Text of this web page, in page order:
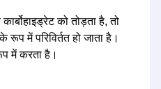
को तोड़ता है, तो
में परिविर्तत हो जाता है।
में करता है।